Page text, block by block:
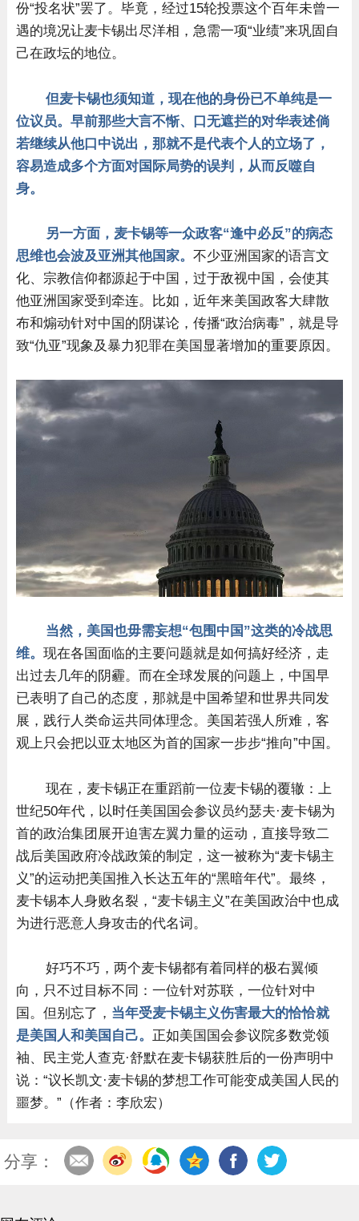
份“投名状”罢了。毕竟，经过15轮投票这个百年未曾一
遇的境况让麦卡锡出尽洋相，急需一项“业绩”来巩固自
己在政坛的地位。
但麦卡锡也须知道，现在他的身份已不单纯是一
位议员。早前那些大言不惭、口无遮拦的对华表述倘
若继续从他口中说出，那就不是代表个人的立场了，
容易造成多个方面对国际局势的误判，从而反噬自
身。
另一方面，麦卡锡等一众政客“逢中必反”的病态
思维也会波及亚洲其他国家。不少亚洲国家的语言文
化、宗教信仰都源起于中国，过于敌视中国，会使其
他亚洲国家受到牵连。比如，近年来美国政客大肆散
布和煽动针对中国的阴谋论，传播“政治病毒”，就是导
致“仇亚”现象及暴力犯罪在美国显著增加的重要原因。
当然，美国也毋需妄想“包围中国”这类的冷战思
维。现在各国面临的主要问题就是如何搞好经济，走
出过去几年的阴霾。而在全球发展的问题上，中国早
已表明了自己的态度，那就是中国希望和世界共同发
展，践行人类命运共同体理念。美国若强人所难，客
观上只会把以亚太地区为首的国家一步步“推向”中国。
现在，麦卡锡正在重蹈前一位麦卡锡的覆辙：上
世纪50年代，以时任美国国会参议员约瑟夫·麦卡锡为
首的政治集团展开迫害左翼力量的运动，直接导致二
战后美国政府冷战政策的制定，这一被称为“麦卡锡主
义”的运动把美国推入长达五年的“黑暗年代”。最终，
麦卡锡本人身败名裂，“麦卡锡主义”在美国政治中也成
为进行恶意人身攻击的代名词。
好巧不巧，两个麦卡锡都有着同样的极右翼倾
向，只不过目标不同：一位针对苏联，一位针对中
国。但别忘了， 当年受麦卡锡主义伤害最大的恰恰就
是美国人和美国自己。
正如美国国会参议院多数党领
袖、民主党人查克·舒默在麦卡锡获胜后的一份声明中
说：“议长凯文·麦卡锡的梦想工作可能变成美国人民的
噩梦。”（作者：李欣宏）
分享：